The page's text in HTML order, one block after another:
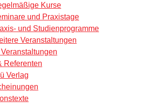
Kurse
und Praxistage
und Studienprogramme
Veranstaltungen
Veranstaltungen
Referenten
Verlag